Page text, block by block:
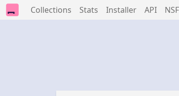
Collections Stats Installer API